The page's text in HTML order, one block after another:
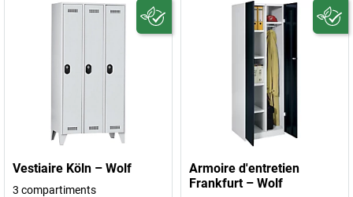
Vestiaire Köln – Wolf
3 compartiments
Armoire d'entretien
Frankfurt – Wolf